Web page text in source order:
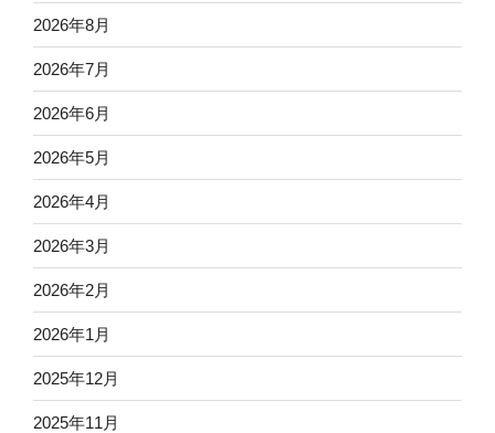
2026年8月
2026年7月
2026年6月
2026年5月
2026年4月
2026年3月
2026年2月
2026年1月
2025年12月
2025年11月